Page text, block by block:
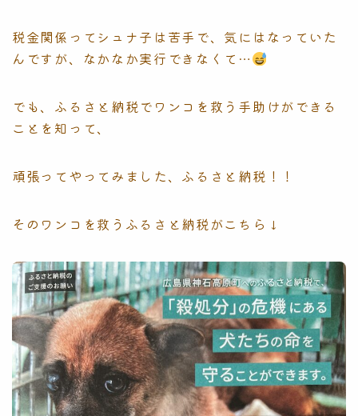
税金関係ってシュナ子は苦手で、気にはなっていた
んですが、なかなか実行できなくて…
でも、ふるさと納税でワンコを救う手助けができる
ことを知って、
頑張ってやってみました、ふるさと納税！！
そのワンコを救うふるさと納税がこちら↓